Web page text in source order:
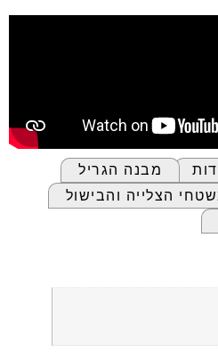
מבנה הגריל
הצלייה והבישול